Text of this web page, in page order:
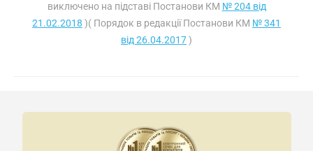
виключено на підставі Постанови КМ № 204 від
21.02.2018 )( Порядок в редакції Постанови КМ № 341
від 26.04.2017)